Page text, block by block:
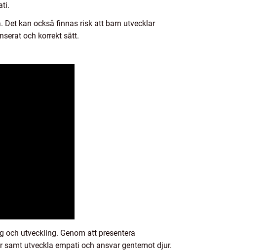
kan också finnas risk att barn utvecklar
och korrekt sätt.
utveckling. Genom att presentera
utveckla empati och ansvar gentemot djur.